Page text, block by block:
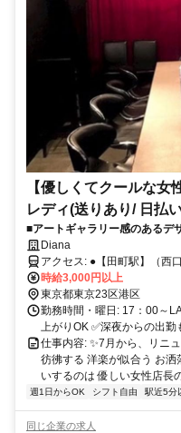
【優しくてクールな
レディ(送りあり/ 日払
■アートギャラリー感のある
長（本人はK-POP好き）が作
なお店です♪【未経験社大歓迎
Diana
アクセス: ●【田町駅】（西口）から徒歩3分 ＜JR山手線・JR京浜東
北線＞ ●【三田駅】（A3出口）から徒歩1分 ＜都営三田線/都営浅草線
＞
時給3,000円以上
東京都東京23区港区
勤務時間・曜日: 17：00～
上がりOK ✅深夜からの出
仕事内容: ✨7月から、リニ
彷彿する 洋楽が似合う お
いするのは 優しい女性店長
週1日からOK シフト自由 駅近5分
同じ企業の求人